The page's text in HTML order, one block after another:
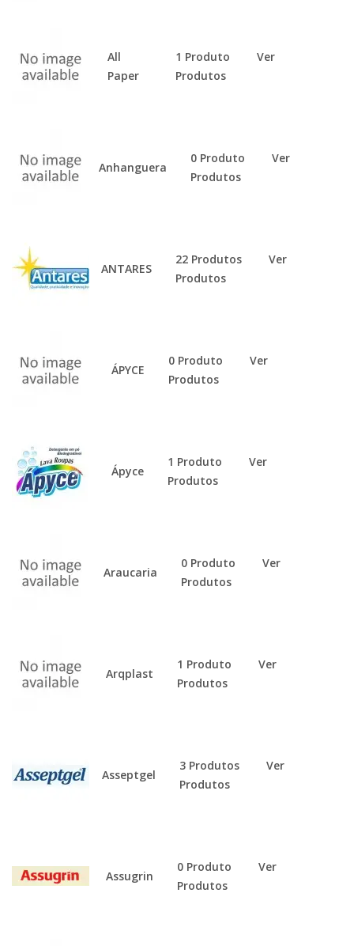
All
Paper
1 Produto
Ver
Produtos
Anhanguera
0 Produto
Ver
Produtos
ANTARES
22 Produtos
Ver
Produtos
ÁPYCE
0 Produto
Ver
Produtos
Ápyce
1 Produto
Ver
Produtos
Araucaria
0 Produto
Ver
Produtos
Arqplast
1 Produto
Ver
Produtos
Asseptgel
3 Produtos
Ver
Produtos
Assugrin
0 Produto
Ver
Produtos